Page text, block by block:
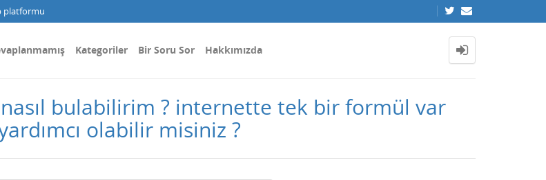
platformu
Kategoriler Bir Soru Sor Hakkımızda
bulabilirim ? internette tek bir formül var
olabilir misiniz ?